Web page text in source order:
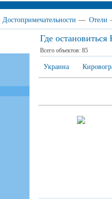
Достопримечательности — Отели
Где
Всего объектов: 85
Украина